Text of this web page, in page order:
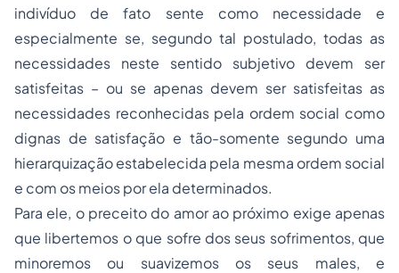
indivíduo de fato sente como necessidade e
especialmente se, segundo tal postulado, todas as
necessidades neste sentido subjetivo devem ser
satisfeitas – ou se apenas devem ser satisfeitas as
necessidades reconhecidas pela ordem social como
dignas de satisfação e tão-somente segundo uma
hierarquização estabelecida pela mesma ordem social
e com os meios por ela determinados.
Para ele, o preceito do amor ao próximo exige apenas
que libertemos o que sofre dos seus sofrimentos, que
minoremos ou suavizemos os seus males, e